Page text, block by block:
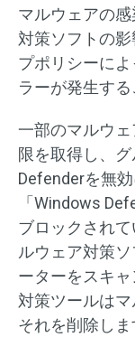
マルウェアの
対策ソフトの
プポリシーに
ラーが発生する
一部のマルウ
限を取得し、
Defenderを無
「Windows
ブロックされ
ルウェア対策
ーターをスキ
対策ツールは
それを削除しま